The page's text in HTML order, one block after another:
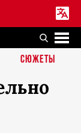
СЮЖЕТЫ